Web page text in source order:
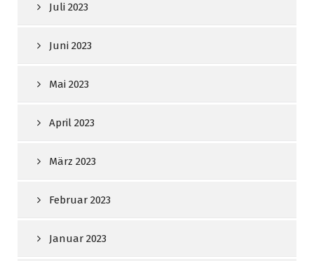
Juli 2023
Juni 2023
Mai 2023
April 2023
März 2023
Februar 2023
Januar 2023